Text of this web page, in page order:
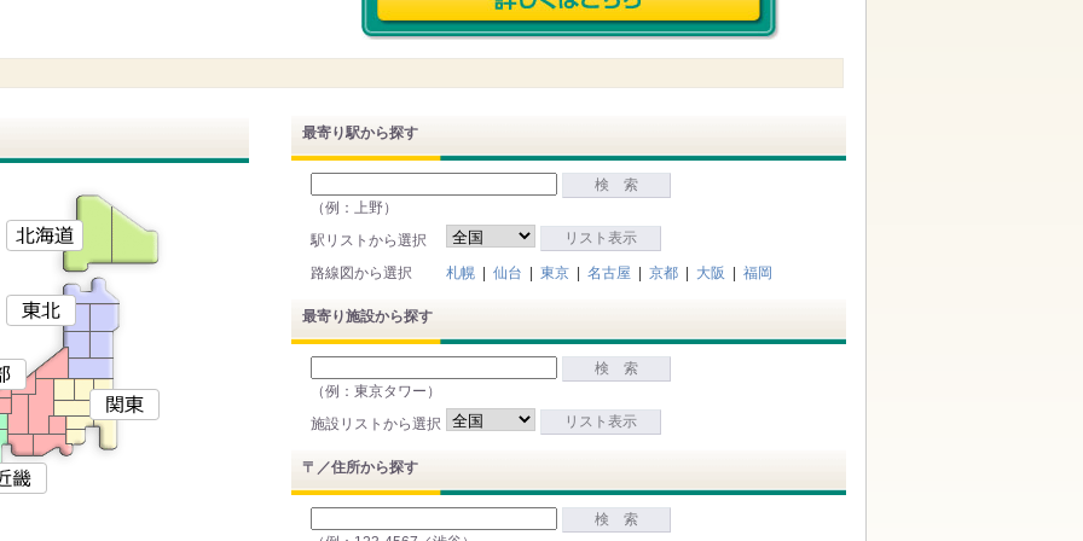
最寄り駅から探す
検 索
（例：上野）
駅リストから選択
リスト表示
路線図から選択 札幌 仙台 東京 名古屋 京都 大阪 福岡
最寄り施設から探す
検 索
（例：東京タワー）
施設リストから選択
リスト表示
〒／住所から探す
検 索